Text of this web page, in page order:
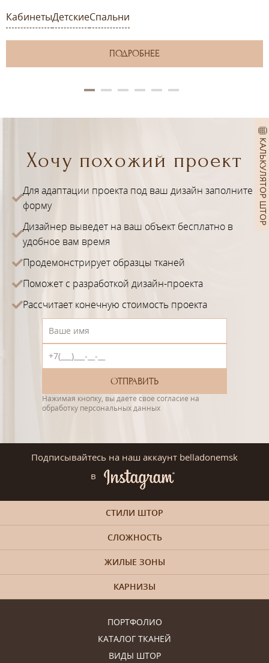
КАЛЬКУЛЯТОР ШТОР
КабинетыДетскиеСпальни
ПОДРОБНЕЕ
Хочу похожий проект
Для адаптации проекта под ваш дизайн заполните
форму
Дизайнер выведет на ваш объект бесплатно в
удобное вам время
Продемонстрирует образцы тканей
Поможет с разработкой дизайн-проекта
Рассчитает конечную стоимость проекта
Нажимая кнопку, вы даете свое согласие на
обработку персональных данных
Подписывайтесь на наш аккаунт belladonemsk
в
ПОРТФОЛИО
КАТАЛОГ ТКАНЕЙ
ВИДЫ ШТОР
СТИЛИ ШТОР
СЛОЖНОСТЬ
ЖИЛЫЕ ЗОНЫ
КАРНИЗЫ